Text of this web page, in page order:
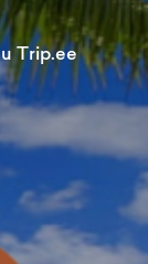
Trip.ee